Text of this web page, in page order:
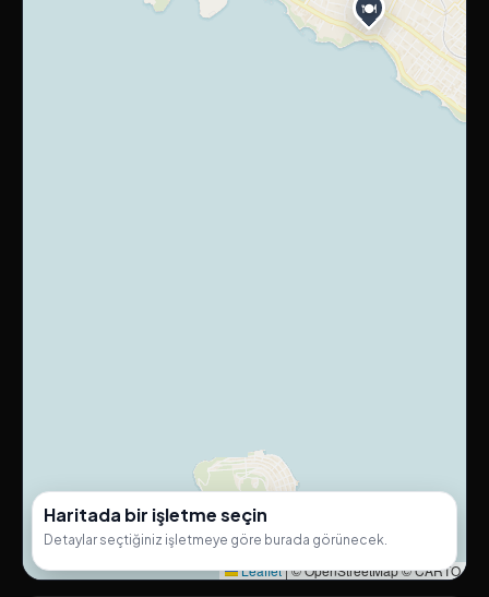
🍽️
Leaflet|© OpenStreetMap © CARTO
Haritada bir işletme seçin
Detaylar seçtiğiniz işletmeye göre burada görünecek.